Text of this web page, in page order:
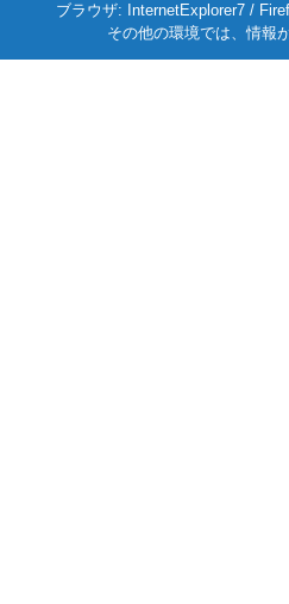
ブラウザ: InternetExplorer7 /
その他の環境では、情報